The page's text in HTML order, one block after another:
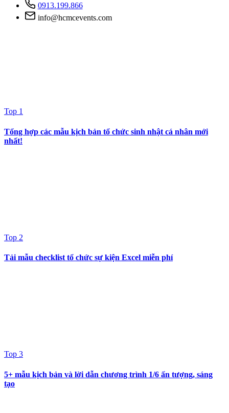
0913.199.866
info@hcmcevents.com
Top 1
Tổng hợp các mẫu kịch bản tổ chức sinh nhật cá nhân mới
nhất!
Top 2
Tải mẫu checklist tổ chức sự kiện Excel miễn phí
Top 3
5+ mẫu kịch bản và lời dẫn chương trình 1/6 ấn tượng, sáng
tạo